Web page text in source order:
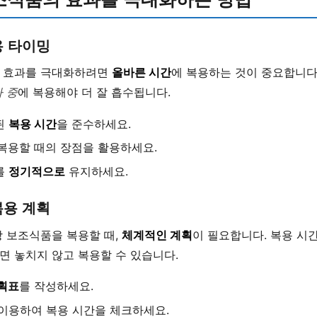
타이밍
과를 극대화하려면 올바른 시간에 복용하는 것이 중요합니
중에 복용해야 더 잘 흡수됩니다.
복용 시간을 준수하세요.
용할 때의 장점을 활용하세요.
정기적으로 유지하세요.
계획
보조식품을 복용할 때, 체계적인 계획이 필요합니다. 복용 시
놓치지 않고 복용할 수 있습니다.
표를 작성하세요.
용하여 복용 시간을 체크하세요.